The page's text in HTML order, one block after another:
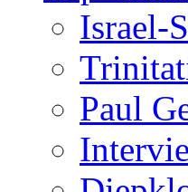
Israel-
Paul